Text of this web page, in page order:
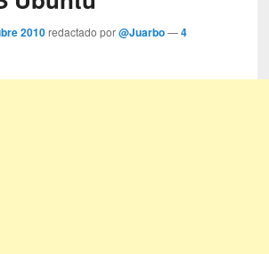
2010 redactado por@Juarbo —4